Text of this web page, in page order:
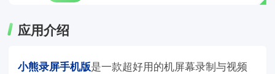
应用介绍
小熊录屏手机版是一款超好用的机屏幕录制与视频